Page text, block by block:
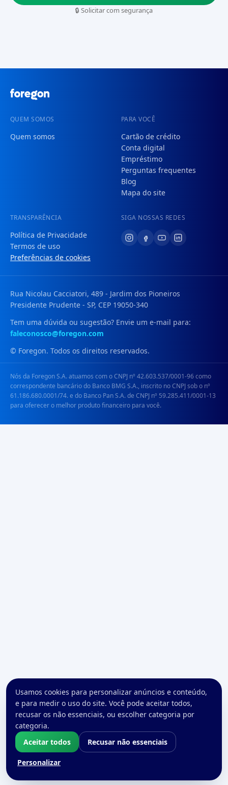
🔒 Solicitar com segurança
QUEM SOMOS
Quem somos
PARA VOCÊ
Cartão de crédito
Conta digital
Empréstimo
Perguntas frequentes
Blog
Mapa do site
TRANSPARÊNCIA
Política de Privacidade
Termos de uso
Preferências de cookies
SIGA NOSSAS REDES
Rua Nicolau Cacciatori, 489 - Jardim dos Pioneiros
Presidente Prudente - SP, CEP 19050-340
Tem uma dúvida ou sugestão? Envie um e-mail para:
faleconosco@foregon.com
© Foregon. Todos os direitos reservados.
Nós da Foregon S.A. atuamos com o CNPJ nº 42.603.537/0001-96 como
correspondente bancário do Banco BMG S.A., inscrito no CNPJ sob o nº
61.186.680.0001/74. e do Banco Pan S.A. de CNPJ nº 59.285.411/0001-13
para oferecer o melhor produto financeiro para você.
Usamos cookies para personalizar anúncios e conteúdo,
e para medir o uso do site. Você pode aceitar todos,
recusar os não essenciais, ou escolher categoria por
categoria.
Aceitar todos
Recusar não essenciais
Personalizar